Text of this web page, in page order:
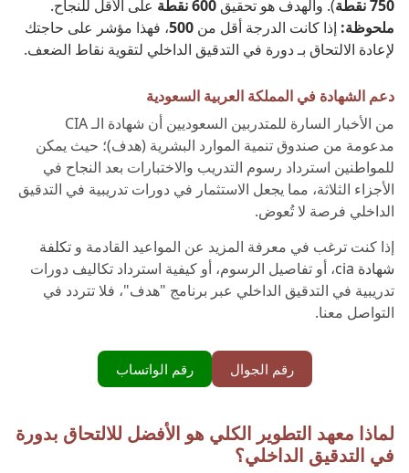
750 نقطة
). والهدف هو تحقيق
على الأقل للنجاح.
ملحوظة: إذا كانت الدرجة أقل من 500، فهذا مؤشر على حاجتك
لإعادة الالتحاق بـ دورة في التدقيق الداخلي لتقوية نقاط الضعف.
دعم الشهادة في المملكة العربية السعودية
من الأخبار السارة للمتدربين السعوديين أن شهادة الـ CIA
مدعومة من صندوق تنمية الموارد البشرية (هدف)؛ حيث يمكن
للمواطنين استرداد رسوم التدريب والاختبارات بعد النجاح في
الأجزاء الثلاثة، مما يجعل الاستثمار في دورات تدريبية في التدقيق
الداخلي فرصة لا تُعوض.
إذا كنت ترغب في معرفة المزيد عن المواعيد القادمة و تكلفة
شهادة cia
، أو تفاصيل الرسوم، أو كيفية استرداد تكاليف دورات
تدريبية في التدقيق الداخلي عبر برنامج "هدف"، فلا تتردد في
التواصل معنا.
رقم الجوال رقم الواتساب
لماذا معهد التطوير الكلي هو الأفضل للالتحاق بدورة
في التدقيق الداخلي؟